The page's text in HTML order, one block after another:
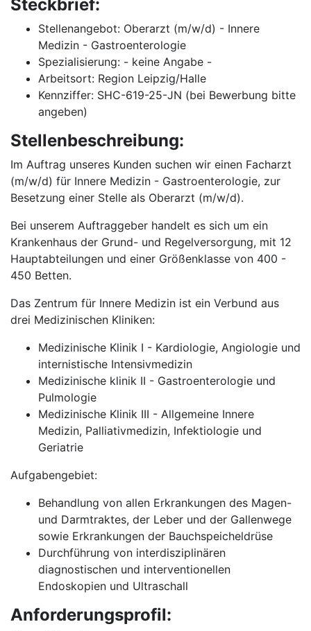
Steckbrief:
Stellenangebot: Oberarzt (m/w/d) - Innere
Medizin - Gastroenterologie
Spezialisierung: - keine Angabe -
Arbeitsort: Region Leipzig/Halle
Kennziffer: SHC-619-25-JN (bei Bewerbung bitte
angeben)
Stellenbeschreibung:
Im Auftrag unseres Kunden suchen wir einen Facharzt
(m/w/d) für Innere Medizin - Gastroenterologie, zur
Besetzung einer Stelle als Oberarzt (m/w/d).
Bei unserem Auftraggeber handelt es sich um ein
Krankenhaus der Grund- und Regelversorgung, mit 12
Hauptabteilungen und einer Größenklasse von 400 -
450 Betten.
Das Zentrum für Innere Medizin ist ein Verbund aus
drei Medizinischen Kliniken:
Medizinische Klinik I - Kardiologie, Angiologie und
internistische Intensivmedizin
Medizinische klinik II - Gastroenterologie und
Pulmologie
Medizinische Klinik III - Allgemeine Innere
Medizin, Palliativmedizin, Infektiologie und
Geriatrie
Aufgabengebiet:
Behandlung von allen Erkrankungen des Magen-
und Darmtraktes, der Leber und der Gallenwege
sowie Erkrankungen der Bauchspeicheldrüse
Durchführung von interdisziplinären
diagnostischen und interventionellen
Endoskopien und Ultraschall
Anforderungsprofil: